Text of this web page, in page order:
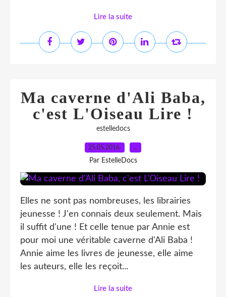
Lire la suite
Ma caverne d'Ali Baba,
c'est L'Oiseau Lire !
estelledocs
25.05.2016 …
Par EstelleDocs
Elles ne sont pas nombreuses, les librairies
jeunesse ! J'en connais deux seulement. Mais
il suffit d'une ! Et celle tenue par Annie est
pour moi une véritable caverne d'Ali Baba !
Annie aime les livres de jeunesse, elle aime
les auteurs, elle les reçoit...
Lire la suite